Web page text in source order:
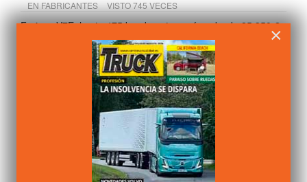
ENFABRICANTES VISTO 745 VECES
Farizon V7E: hasta 475 km de autonomía y desde 25.350 €
ESCRITO PORALVARO PEDROCHE
FABRICANTES VISTO 700 VECES
Volvo FH Aero: la configuración más eficiente para larga
distancia | Volvo Trucks
×